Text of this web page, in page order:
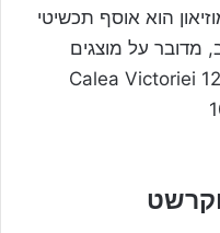
הוא אוסף תכשיטי
מדובר על מוצגים